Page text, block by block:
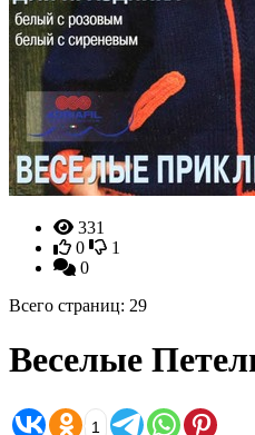
331
0
1
0
Всего страниц: 29
Веселые
1